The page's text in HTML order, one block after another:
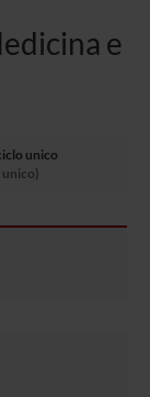
e
unico
unico)